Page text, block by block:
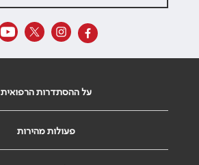
על ההסתדרות הרפואית
פעולות מהירות